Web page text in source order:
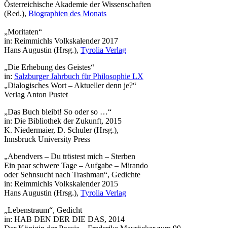
Österreichische Akademie der Wissenschaften
(Red.), Biographien des Monats
„Moritaten“
in: Reimmichls Volkskalender 2017
Hans Augustin (Hrsg.), Tyrolia Verlag
„Die Erhebung des Geistes“
in: Salzburger Jahrbuch für Philosophie LX
„Dialogisches Wort – Aktueller denn je?“
Verlag Anton Pustet
„Das Buch bleibt! So oder so …“
in: Die Bibliothek der Zukunft, 2015
K. Niedermaier, D. Schuler (Hrsg.),
Innsbruck University Press
„Abendvers – Du tröstest mich – Sterben
Ein paar schwere Tage – Aufgabe – Mirando
oder Sehnsucht nach Trashman“, Gedichte
in: Reimmichls Volkskalender 2015
Hans Augustin (Hrsg.), Tyrolia Verlag
„Lebenstraum“, Gedicht
in: HAB DEN DER DIE DAS, 2014